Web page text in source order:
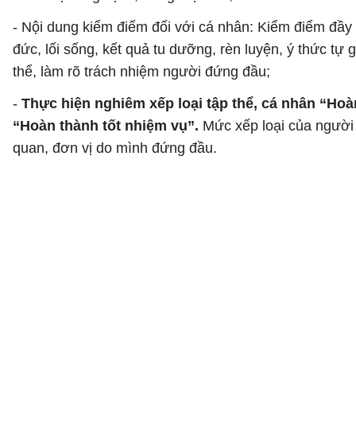
- Nội dung kiểm điểm đối với cá nhân: Kiểm điểm
đức, lối sống, kết quả tu dưỡng, rèn luyện, ý thức tự
thể, làm rõ trách nhiệm người đứng đầu;
- Thực hiện nghiêm xếp loại tập thể, cá nhân
“Hoàn thành tốt nhiệm vụ”. Mức xếp loại của
quan, đơn vị do mình đứng đầu.